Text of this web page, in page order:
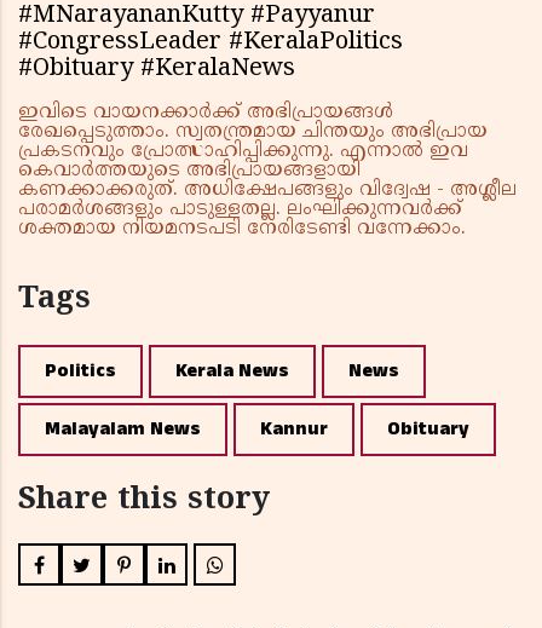
#MNarayananKutty #Payyanur
#CongressLeader #KeralaPolitics
#Obituary #KeralaNews
ഇവിടെ വായനക്കാർക്ക് അഭിപ്രായങ്ങൾ
രേഖപ്പെടുത്താം. സ്വതന്ത്രമായ ചിന്തയും അഭിപ്രായ
പ്രകടനവും പ്രോത്സാഹിപ്പിക്കുന്നു. എന്നാൽ ഇവ
കെവാർത്തയുടെ അഭിപ്രായങ്ങളായി
കണക്കാക്കരുത്. അധിക്ഷേപങ്ങളും വിദ്വേഷ - അശ്ലീല
പരാമർശങ്ങളും പാടുള്ളതല്ല. ലംഘിക്കുന്നവർക്ക്
ശക്തമായ നിയമനടപടി നേരിടേണ്ടി വന്നേക്കാം.
Tags
Politics Kerala News News
Malayalam News Kannur Obituary
Share this story